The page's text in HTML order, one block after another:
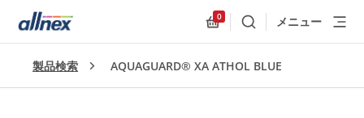
0
検索 メニュー
製品検索 AQUAGUARD® XA ATHOL BLUE